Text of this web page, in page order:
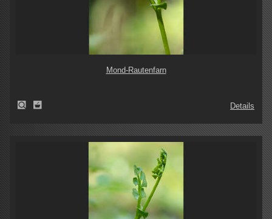
Mond-Rautenfarn
Details